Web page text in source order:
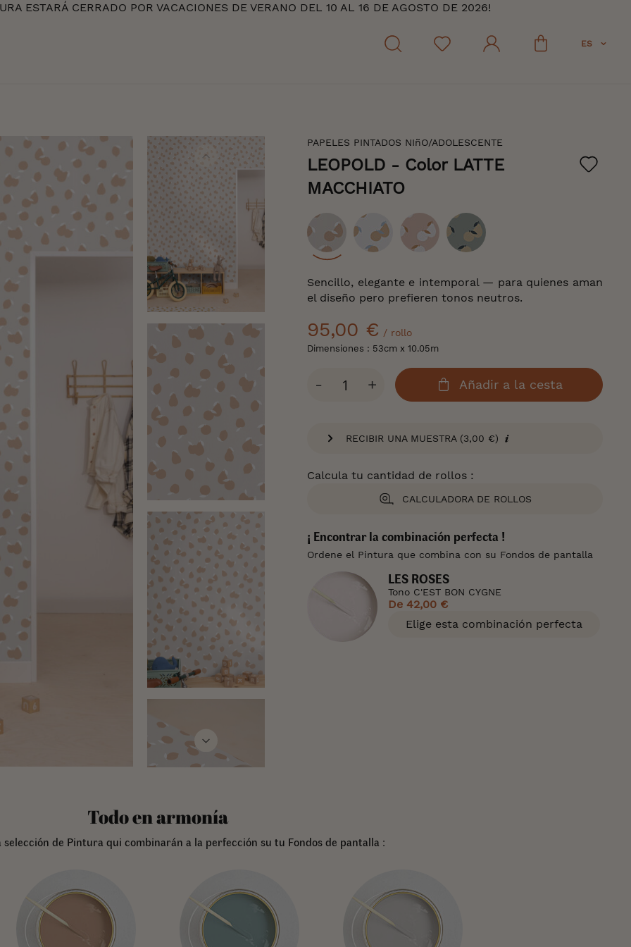
ESTARÁ CERRADO POR VACACIONES DE VERANO DEL 10 AL 16 DE AGOSTO DE 2026!
ES
PAPELES PINTADOS NIñO/ADOLESCENTE
LEOPOLD - Color LATTE
MACCHIATO
Sencillo, elegante e intemporal — para quienes aman
el diseño pero prefieren tonos neutros.
95,00 € / rollo
Dimensiones : 53cm x 10.05m
Cantidad
- + Añadir a la cesta
RECIBIR UNA MUESTRA (3,00 €)
Calcula tu cantidad de rollos :
CALCULADORA DE ROLLOS
¡ Encontrar la combinación perfecta !
Ordene el Pintura que combina con su Fondos de pantalla
LES ROSES
Tono C'EST BON CYGNE
De 42,00 €
Elige esta combinación perfecta
Todo en armonía
de Pintura qui combinarán a la perfección su tu Fondos de pantalla :